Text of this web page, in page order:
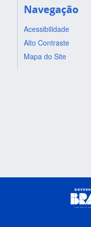
Navegação
Acessibilidade
Alto Contraste
Mapa do Site